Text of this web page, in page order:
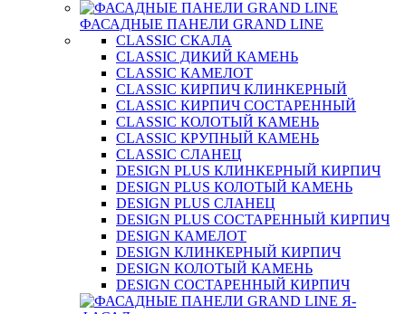
ФАСАДНЫЕ ПАНЕЛИ GRAND LINE
CLASSIC СКАЛА
CLASSIC ДИКИЙ КАМЕНЬ
CLASSIC КАМЕЛОТ
CLASSIC КИРПИЧ КЛИНКЕРНЫЙ
CLASSIC КИРПИЧ СОСТАРЕННЫЙ
CLASSIC КОЛОТЫЙ КАМЕНЬ
CLASSIC КРУПНЫЙ КАМЕНЬ
CLASSIC СЛАНЕЦ
DESIGN PLUS КЛИНКЕРНЫЙ КИРПИЧ
DESIGN PLUS КОЛОТЫЙ КАМЕНЬ
DESIGN PLUS СЛАНЕЦ
DESIGN PLUS СОСТАРЕННЫЙ КИРПИЧ
DESIGN КАМЕЛОТ
DESIGN КЛИНКЕРНЫЙ КИРПИЧ
DESIGN КОЛОТЫЙ КАМЕНЬ
DESIGN СОСТАРЕННЫЙ КИРПИЧ